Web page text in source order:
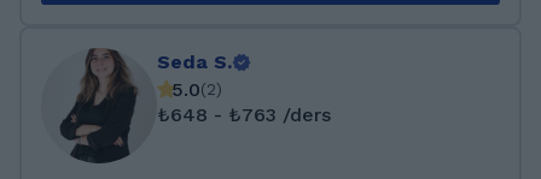
gitmek isteyenlere yönelik çok fazla tecrübem
Üniversitesinden 100% burslu Sigorta ve
İşletme 4 yıllık bölümünden mezun oldum.
Bu bölümü okurken İngilizce ve Almanca
bilgilerimi geliştirdim. Okulun yanında farkı
müesseseler ve okullarda ingilizce Öğretmeni
Seda S.
5.0(2)
₺648 - ₺763 /ders